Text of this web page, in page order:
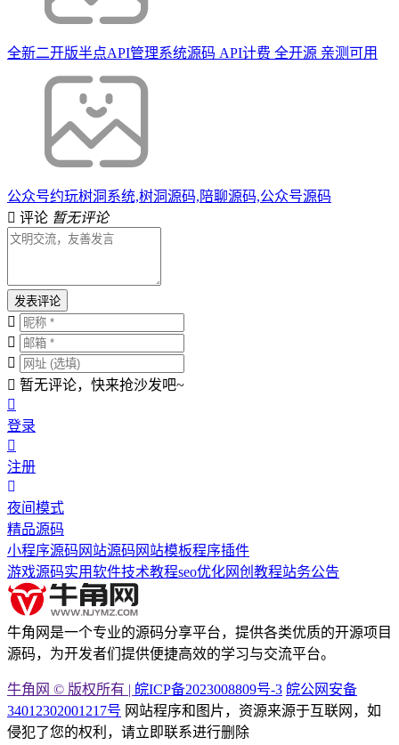
全新二开版半点API管理系统源码 API计费 全开源 亲测可用
公众号约玩树洞系统,树洞源码,陪聊源码,公众号源码
评论 暂无评论
发表评论
暂无评论，快来抢沙发吧~
登录
注册
夜间模式
精品源码
小程序源码 网站源码 网站模板程序插件
游戏源码实用软件技术教程seo优化网创教程站务公告
牛角网是一个专业的源码分享平台，提供各类优质的开源项目
源码，为开发者们提供便捷高效的学习与交流平台。
牛角网 © 版权所有 | 皖ICP备2023008809号-3 皖公网安备
34012302001217号 网站程序和图片，资源来源于互联网，如
侵犯了您的权利，请立即联系进行删除